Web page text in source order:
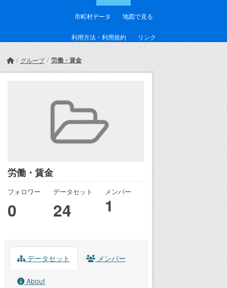
市町村データ 地図で見る
利用方法・利用規約 リンク
グループ 労働・賃金
労働・賃金
フォロワー
0
データセット
24
メンバー
1
データセット メンバー
About